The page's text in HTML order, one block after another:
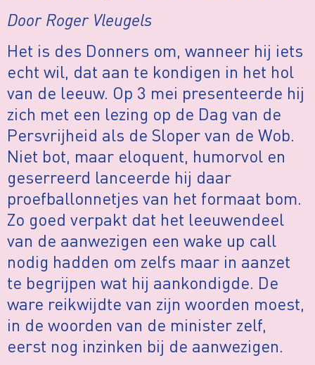
Door Roger Vleugels
Het is des Donners om, wanneer hij iets
echt wil, dat aan te kondigen in het hol
van de leeuw. Op 3 mei presenteerde hij
zich met een lezing op de Dag van de
Persvrijheid als de Sloper van de Wob.
Niet bot, maar eloquent, humorvol en
geserreerd lanceerde hij daar
proefballonnetjes van het formaat bom.
Zo goed verpakt dat het leeuwendeel
van de aanwezigen een wake up call
nodig hadden om zelfs maar in aanzet
te begrijpen wat hij aankondigde. De
ware reikwijdte van zijn woorden moest,
in de woorden van de minister zelf,
eerst nog inzinken bij de aanwezigen.